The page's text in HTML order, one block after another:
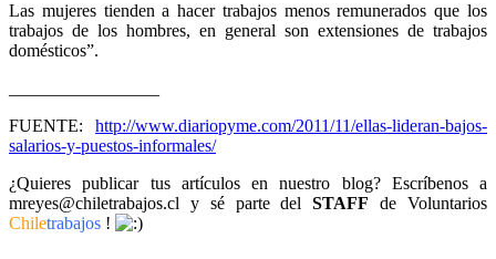
Las mujeres tienden a hacer trabajos menos remunerados que los
trabajos de los hombres, en general son extensiones de trabajos
domésticos”.
FUENTE: http://www.diariopyme.com/2011/11/ellas-lideran-bajos-
salarios-y-puestos-informales/
¿Quieres publicar tus artículos en nuestro blog? Escríbenos a
mreyes@chiletrabajos.cl y sé parte delSTAFF de Voluntarios
Chiletrabajos !